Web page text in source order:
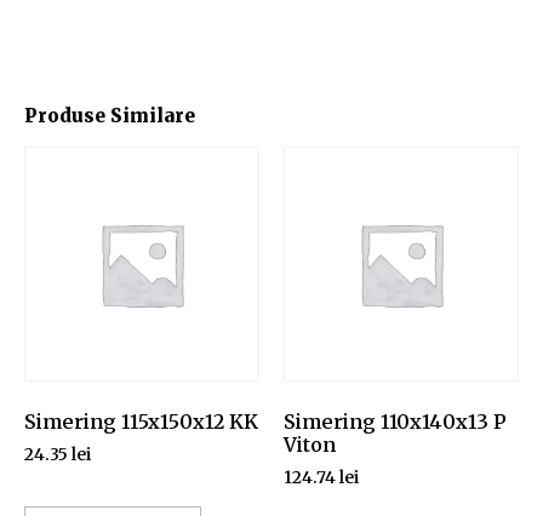
Produse Similare
Simering 115x150x12 KK
24.35 lei
Simering 110x140x13 P
Viton
124.74lei